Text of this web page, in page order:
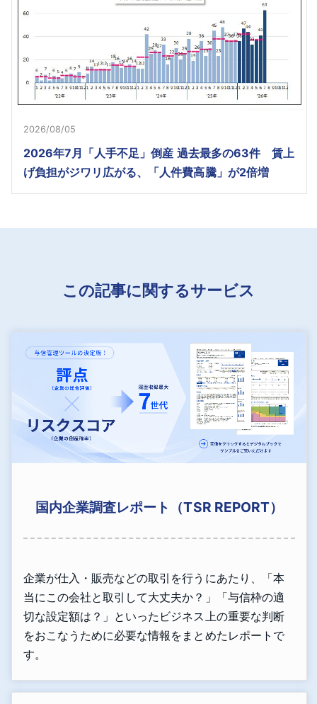
2026/08/05
2026年7月「人手不足」倒産 過去最多の63件 賃上
げ負担がジワリ広がる、「人件費高騰」が2倍増
この記事に関するサービス
国内企業調査レポート（TSR REPORT）
企業が仕入・販売などの取引を行うにあたり、「本
当にこの会社と取引して大丈夫か？」「与信枠の適
切な設定額は？」といったビジネス上の重要な判断
をおこなうために必要な情報をまとめたレポートで
す。